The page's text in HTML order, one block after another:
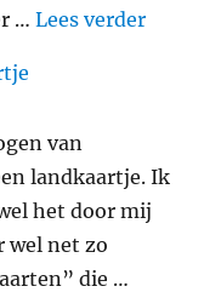
…Lees verder
van
landkaartje. Ik
het door mij
wel net zo
die …